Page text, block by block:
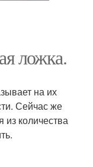
ложка.
на их
Сейчас же
из количества